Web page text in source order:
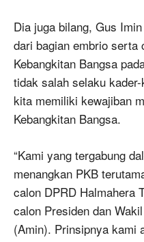
Dia juga bilang, Gus
dari bagian embrio
Kebangkitan Bangsa
tidak salah selaku
kita memiliki kewajiban
Kebangkitan Bangsa.
“Kami yang tergabung
menangkan PKB
calon DPRD Halmahera
calon Presiden dan
(Amin). Prinsipnya kami